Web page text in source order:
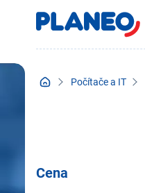
Počítače a IT
Cena